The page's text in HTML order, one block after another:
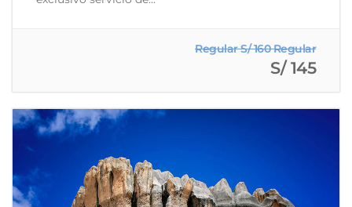
Regular S/ 160 Regular
S/ 145